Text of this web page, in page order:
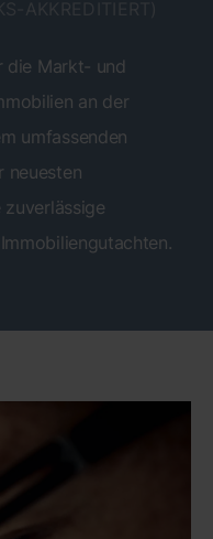
die Markt- und
an der
umfassenden
neuesten